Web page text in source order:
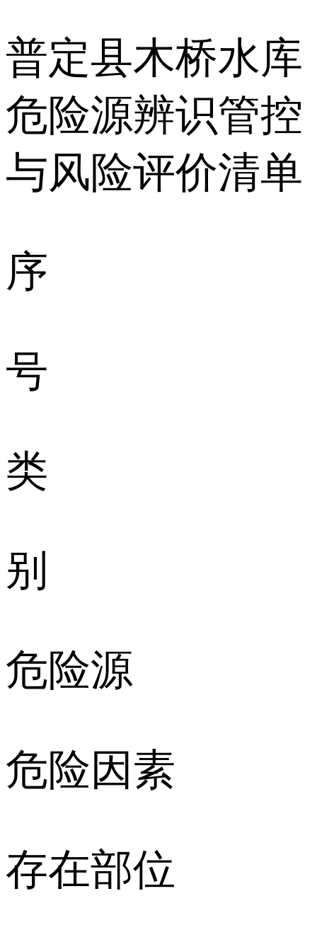
普定县木桥水库
危险源辨识管控
与风险评价清单
序
号
类
别
危险源
危险因素
存在部位